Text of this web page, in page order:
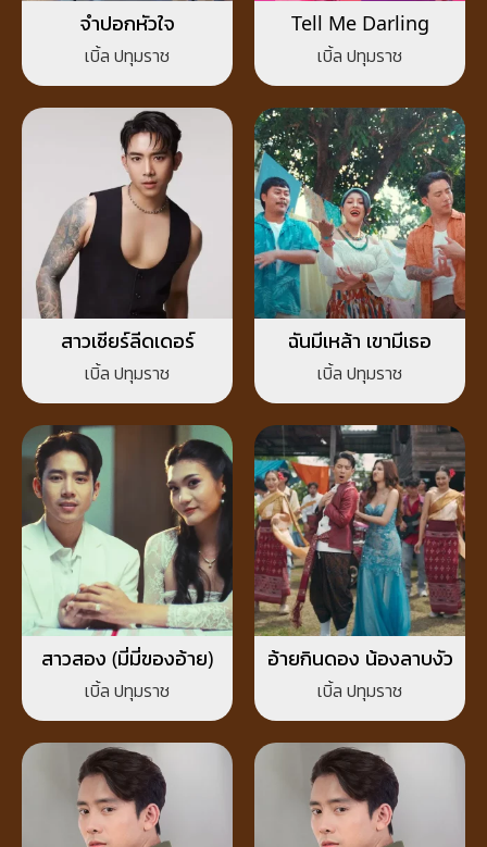
จำปอกหัวใจ
เบิ้ล ปทุมราช
Tell Me Darling
เบิ้ล ปทุมราช
สาวเชียร์ลีดเดอร์
เบิ้ล ปทุมราช
ฉันมีเหล้า เขามีเธอ
เบิ้ล ปทุมราช
สาวสอง (มี่มี่ของอ้าย)
เบิ้ล ปทุมราช
อ้ายกินดอง น้องลาบงัว
เบิ้ล ปทุมราช